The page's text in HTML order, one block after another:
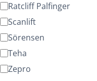
Ratcliff Palfinger
Scanlift
Sörensen
Teha
Zepro